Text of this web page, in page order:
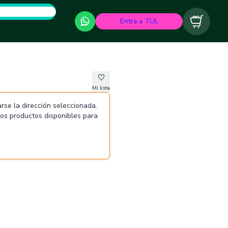
Entra a TUL Carrito
Mi lista
la dirección seleccionada.
productos disponibles para